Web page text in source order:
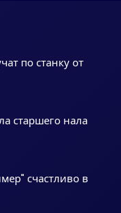
по станку от
старшего нала
счастливо в